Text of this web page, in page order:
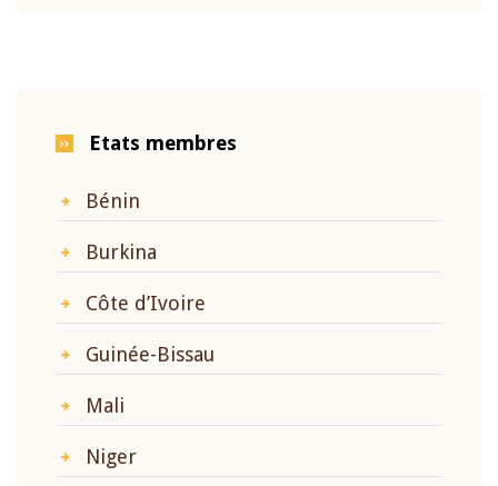
Etats membres
Bénin
Burkina
Côte d’Ivoire
Guinée-Bissau
Mali
Niger